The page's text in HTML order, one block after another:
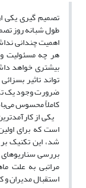
تصمیم گیری یکی
طول شبانه روز
اهمیت چندانی
هر چه مسئولیت
بیشتری خواهد
تواند تاثیر
ضرورت وجود یک
کاملاً محسوس
یکی از
است که برای
شد، این تکنیک
بررسی
مراتبی به علت
استقبال مدیران